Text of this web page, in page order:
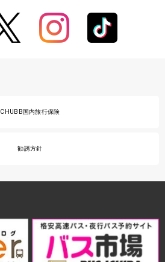
CHUBB国内旅行保険
勧誘方針